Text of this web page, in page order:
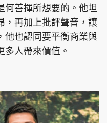
何善揮所想要的。他坦
，再加上批評聲音，讓
他也認同要平衡商業與
多人帶來價值。